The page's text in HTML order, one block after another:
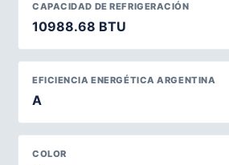
CAPACIDAD DE REFRIGERACIÓN
10988.68 BTU
EFICIENCIA ENERGÉTICA ARGENTINA
A
COLOR